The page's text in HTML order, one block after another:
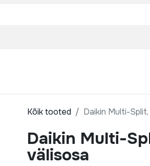
Kõik tooted Daikin Multi-Split,
Daikin Multi-
välisosa